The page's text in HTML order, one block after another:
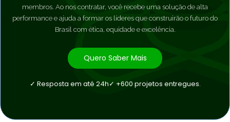
membros. Ao nos contratar, você recebe uma solução de alta
performance e ajuda a formar os líderes que construirão o futuro do
Brasil com ética, equidade e excelência.
Quero Saber Mais
✓ Resposta em até 24h✓ +600 projetos entregues.